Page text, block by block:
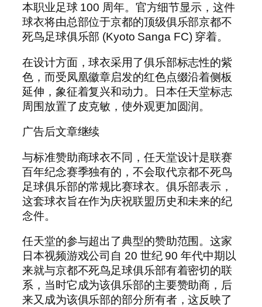
本职业足球 100 周年。官方细节显示，这件
球衣将由总部位于京都的顶级俱乐部京都不
死鸟足球俱乐部 (Kyoto Sanga FC) 穿着。
在设计方面，球衣采用了俱乐部标志性的紫
色，而受凤凰徽章启发的红色点缀沿着侧板
延伸，象征着复兴和动力。日本任天堂标志
周围放置了皮克敏，使外观更加圆润。
广告后文章继续
与标准赞助商球衣不同，任天堂设计是联赛
百年纪念赛季独有的，不会取代京都不死鸟
足球俱乐部的常规比赛球衣。俱乐部表示，
这套球衣旨在作为庆祝联盟历史和未来的纪
念件。
任天堂的参与超出了典型的赞助范围。这家
日本视频游戏公司自 20 世纪 90 年代中期以
来就与京都不死鸟足球俱乐部有着密切的联
系，当时它成为该俱乐部的主要赞助商，后
来又成为该俱乐部的部分所有者，这反映了